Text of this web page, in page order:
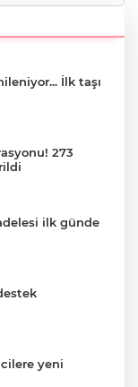
İlk taşı
273
ilk günde
yeni